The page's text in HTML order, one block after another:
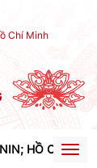
Chí Minh
HỒ CHÍ